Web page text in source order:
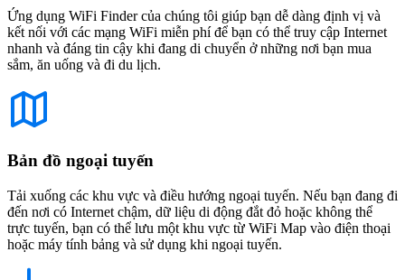
Ứng dụng WiFi Finder của chúng tôi giúp bạn dễ dàng định vị và
kết nối với các mạng WiFi miễn phí để bạn có thể truy cập Internet
nhanh và đáng tin cậy khi đang di chuyển ở những nơi bạn mua
sắm, ăn uống và đi du lịch.
Bản đồ ngoại tuyến
Tải xuống các khu vực và điều hướng ngoại tuyến. Nếu bạn đang đi
đến nơi có Internet chậm, dữ liệu di động đắt đỏ hoặc không thể
trực tuyến, bạn có thể lưu một khu vực từ WiFi Map vào điện thoại
hoặc máy tính bảng và sử dụng khi ngoại tuyến.